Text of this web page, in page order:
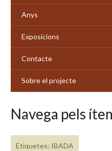
Anys
Exposicions
Contacte
Sobre el projecte
Navega pels
Etiquetes: IBADA